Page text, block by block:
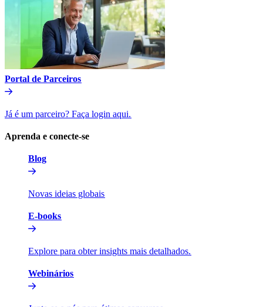
Portal de Parceiros​​
Já é um parceiro? Faça login aqui.​​
Aprenda e conecte-se​​
Blog​​
Novas ideias globais​​
E-books​​
Explore para obter insights mais detalhados.​​
Webinários​​